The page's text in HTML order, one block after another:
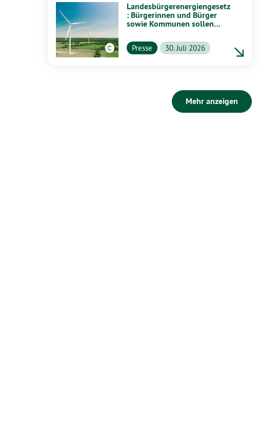
Landesbürgerenergiengesetz
: Bürgerinnen und Bürger
sowie Kommunen sollen
profitieren
Presse 30. Juli 2026
Mehr anzeigen